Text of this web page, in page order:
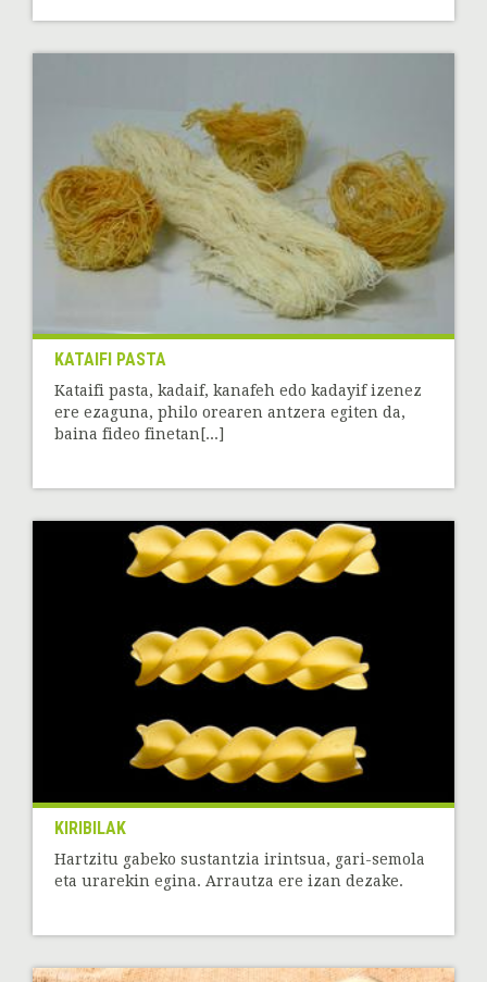
KATAIFI PASTA
Kataifi pasta, kadaif, kanafeh edo kadayif izenez
ere ezaguna, philo orearen antzera egiten da,
baina fideo finetan[...]
KIRIBILAK
Hartzitu gabeko sustantzia irintsua, gari-semola
eta urarekin egina. Arrautza ere izan dezake.